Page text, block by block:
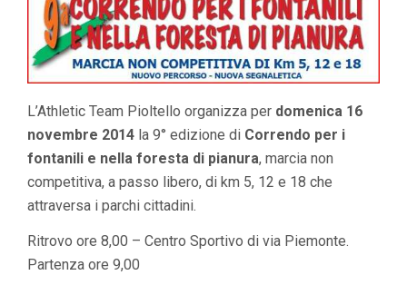
L’Athletic Team Pioltello organizza per domenica 16
novembre 2014 la 9° edizione di Correndo per i
fontanili e nella foresta di pianura, marcia non
competitiva, a passo libero, di km 5, 12 e 18 che
attraversa i parchi cittadini.
Ritrovo ore 8,00 – Centro Sportivo di via Piemonte.
Partenza ore 9,00